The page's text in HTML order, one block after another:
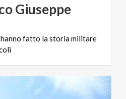
Giuseppe
hanno fatto lastoriamilitare